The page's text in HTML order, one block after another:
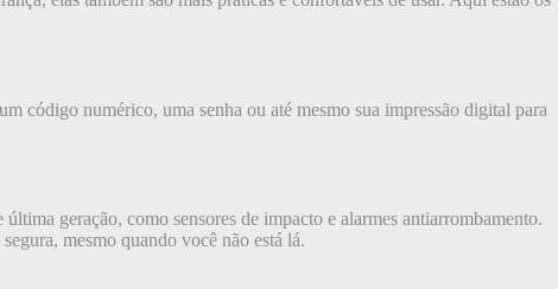
código numérico, uma senha ou até mesmo sua impressão digital para
geração, como sensores de impacto e alarmes antiarrombamento.
mesmo quando você não está lá.